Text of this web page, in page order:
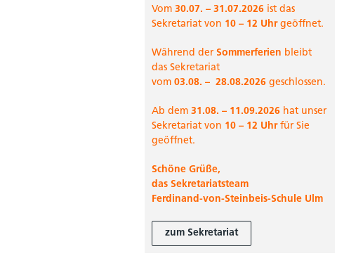
Vom30.07. – 31.07.2026 ist das
Sekretariat von 10 – 12 Uhrgeöffnet.
Während derSommerferien bleibt
das Sekretariat
vom03.08. – 28.08.2026 geschlossen.
Ab dem31.08. – 11.09.2026 hat unser
Sekretariat von 10 – 12 Uhrfür Sie
geöffnet.
Schöne Grüße,
das Sekretariatsteam
Ferdinand-von-Steinbeis-Schule Ulm
zum Sekretariat